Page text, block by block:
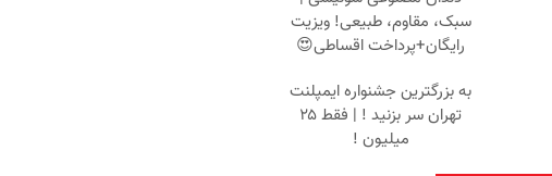
سبک، مقاوم، طبیعی! ویزیت
رایگان+پرداخت اقساطی😍
به بزرگترین جشنواره ایمپلنت
تهران سر بزنید ! | فقط ۲۵
میلیون !